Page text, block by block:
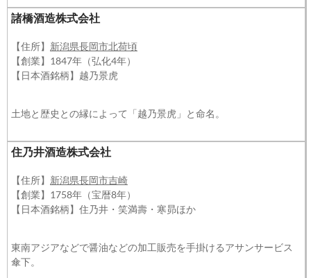
諸橋酒造株式会社
【住所】 新潟県長岡市北荷頃
【創業】1847年（弘化4年）
【日本酒銘柄】越乃景虎
土地と歴史との縁によって「越乃景虎」と命名。
住乃井酒造株式会社
【住所】 新潟県長岡市吉崎
【創業】1758年（宝暦8年）
【日本酒銘柄】住乃井・笑満壽・寒昴ほか
東南アジアなどで醤油などの加工販売を手掛けるアサンサービス
傘下。